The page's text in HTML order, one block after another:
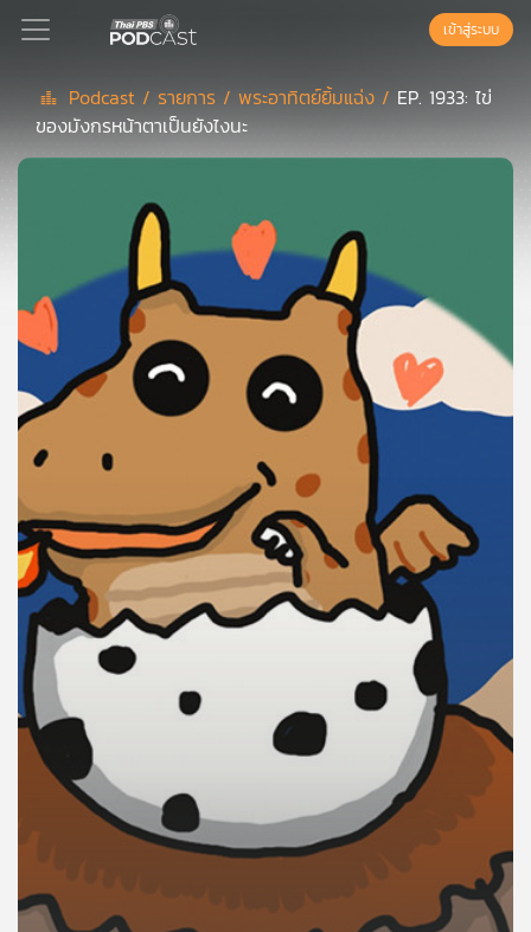
Podcast
สต์
แนะนำ
เพล
ย์
ของ
คุณ
เพลง
บทความ
และ
เข้าสู่ระบบ
Podcast / รายการ /พระอาทิตย์ยิ้มแฉ่ง / EP. 1933: ไข่
ของมังกรหน้าตาเป็นยังไงนะ